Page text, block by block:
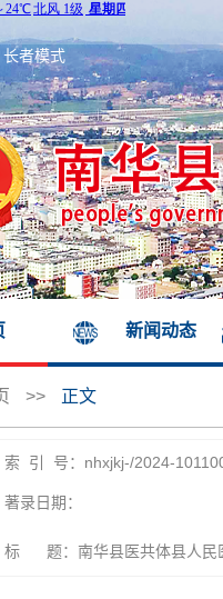
长者模式
新闻动态
>> 正文
索 引 号：nhxjkj-/2024-
著录日期：
标 题：南华县医共体县人民